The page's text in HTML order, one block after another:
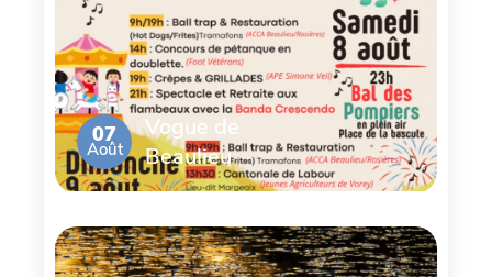
07
Août
Vogue de
Beaulieu